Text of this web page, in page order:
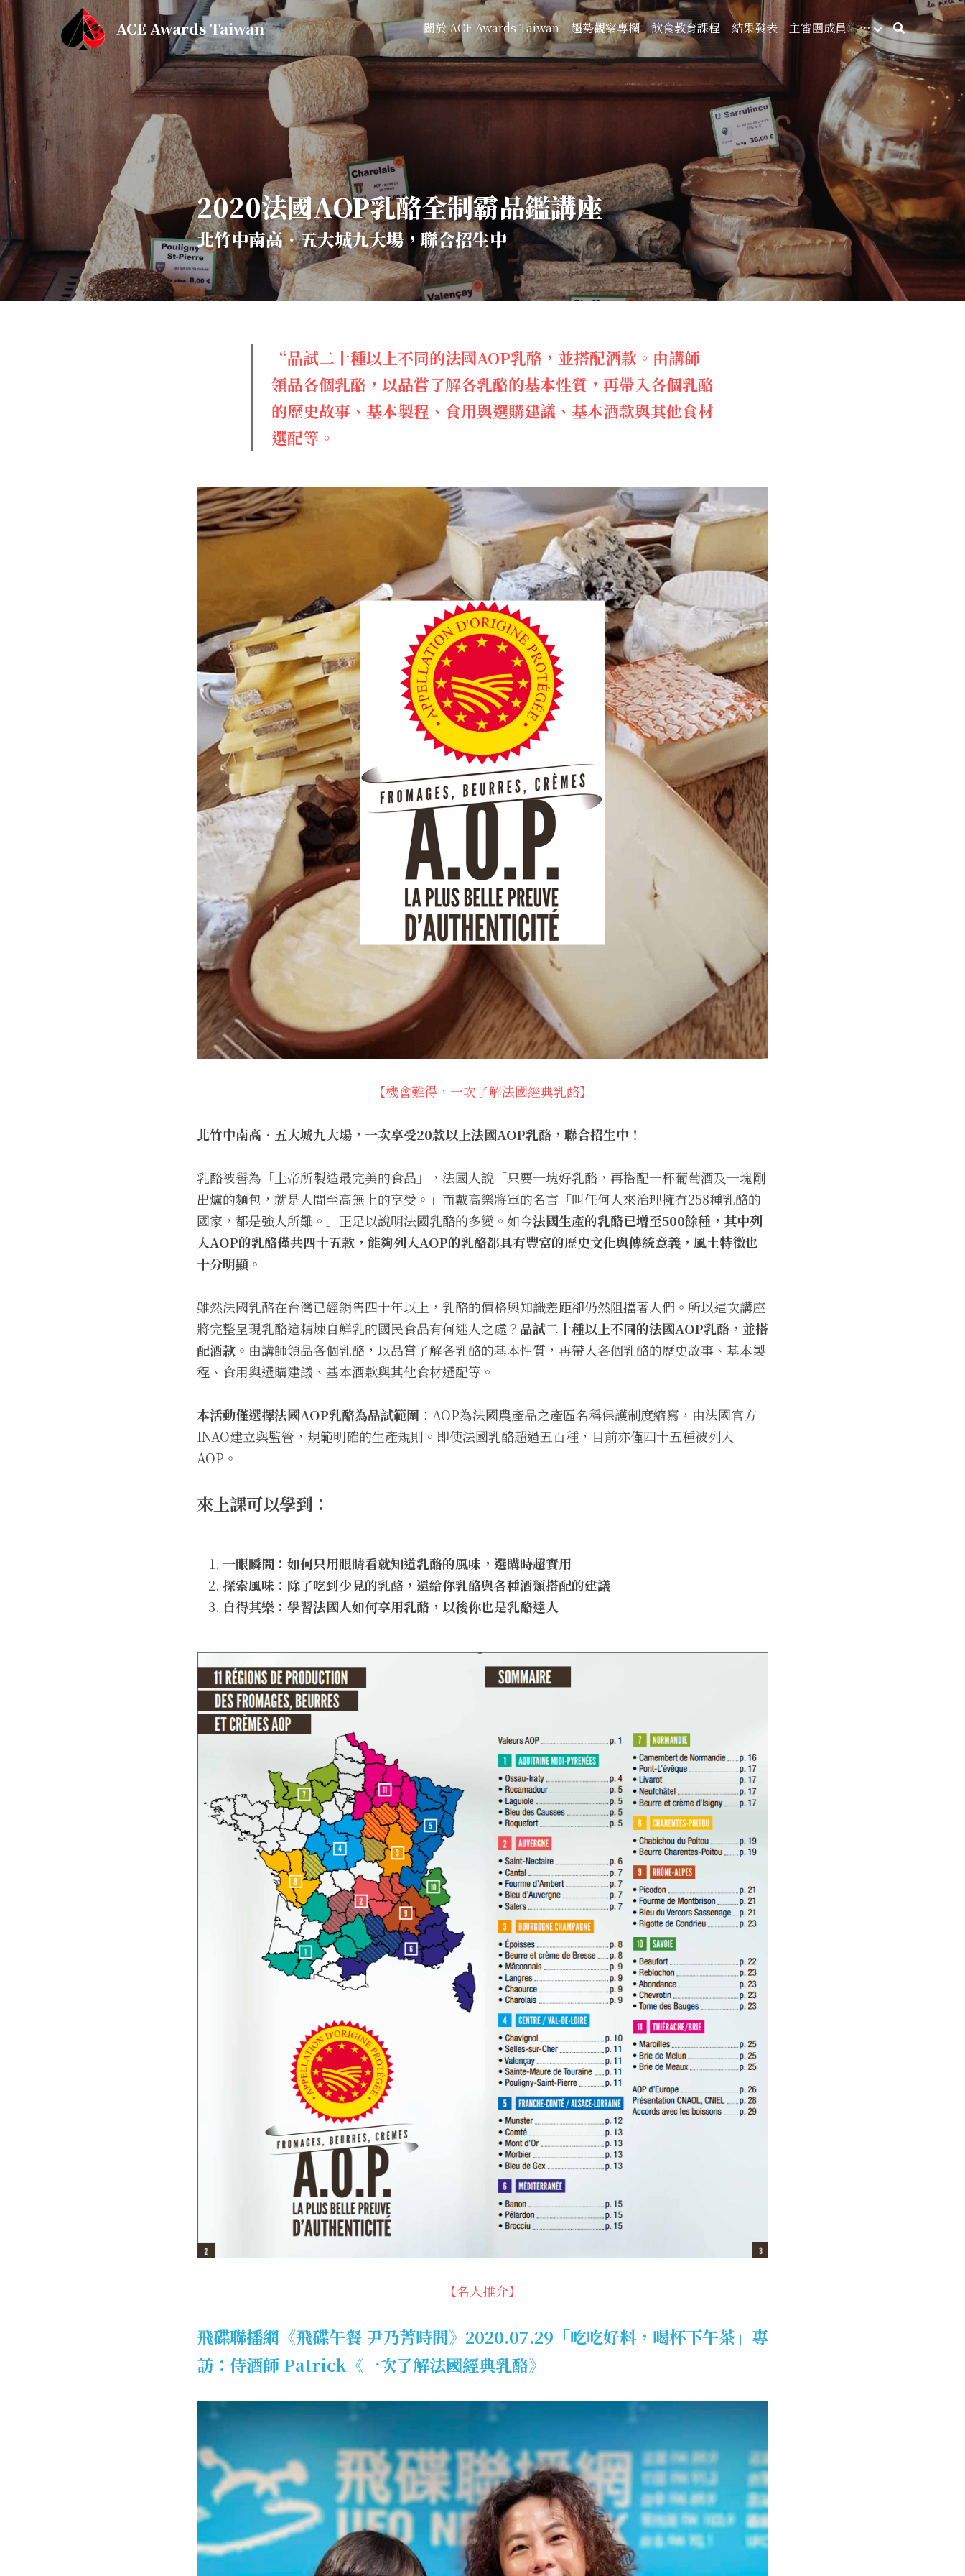
ACE Awards Taiwan 關於 ACE Awards Taiwan 趨勢觀察專欄 飲食教育課程 結果發表 主審團成員 …
2020法國AOP乳酪全制霸品鑑講座
北竹中南高．五大城九大場，聯合招生中
“品試二十種以上不同的法國AOP乳酪，並搭配酒款。由講師
領品各個乳酪，以品嘗了解各乳酪的基本性質，再帶入各個乳酪
的歷史故事、基本製程、食用與選購建議、基本酒款與其他食材
選配等。
【機會難得，一次了解法國經典乳酪】
北竹中南高．五大城九大場，一次享受20款以上法國AOP乳酪，聯合招生中！
乳酪被譽為「上帝所製造最完美的食品」，法國人說「只要一塊好乳酪，再搭配一杯葡萄酒及一塊剛
出爐的麵包，就是人間至高無上的享受。」而戴高樂將軍的名言「叫任何人來治理擁有258種乳酪的
國家，都是強人所難。」正足以說明法國乳酪的多變。如今法國生產的乳酪已增至500餘種，其中列
入AOP的乳酪僅共四十五款，能夠列入AOP的乳酪都具有豐富的歷史文化與傳統意義，風土特徵也
十分明顯。
雖然法國乳酪在台灣已經銷售四十年以上，乳酪的價格與知識差距卻仍然阻擋著人們。所以這次講座
將完整呈現乳酪這精煉自鮮乳的國民食品有何迷人之處？ 品試二十種以上不同的法國AOP乳酪，並搭
配酒款。 由講師領品各個乳酪，以品嘗了解各乳酪的基本性質，再帶入各個乳酪的歷史故事、基本製
程、食用與選購建議、基本酒款與其他食材選配等。
本活動僅選擇法國AOP乳酪為品試範圍 ：AOP為法國農產品之產區名稱保護制度縮寫，由法國官方
INAO建立與監管，規範明確的生產規則。即使法國乳酪超過五百種，目前亦僅四十五種被列入
AOP。
來上課可以學到：
一眼瞬間：如何只用眼睛看就知道乳酪的風味，選購時超實用
探索風味：除了吃到少見的乳酪，還給你乳酪與各種酒類搭配的建議
自得其樂：學習法國人如何享用乳酪，以後你也是乳酪達人
【名人推介】
飛碟聯播網《飛碟午餐 尹乃菁時間》2020.07.29「吃吃好料，喝杯下午茶」專
訪：侍酒師 Patrick《一次了解法國經典乳酪》